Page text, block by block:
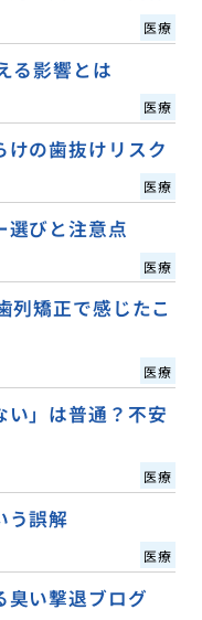
医療
る影響とは
医療
の歯抜けリスク
医療
選びと注意点
医療
列矯正で感じたこ
医療
い」は普通？不安
医療
う誤解
医療
臭い撃退ブログ